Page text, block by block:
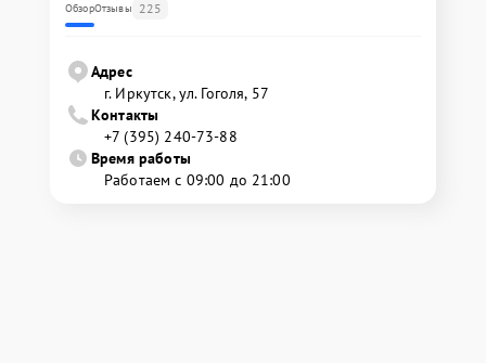
ОбзорОтзывы 225
Адрес
г. Иркутск, ул. ​Гоголя, 57
Контакты
+7 (395) 240-73-88
Время работы
Работаем с 09:00 до 21:00